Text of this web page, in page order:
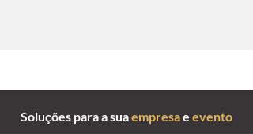
Soluções para a suaempresae evento